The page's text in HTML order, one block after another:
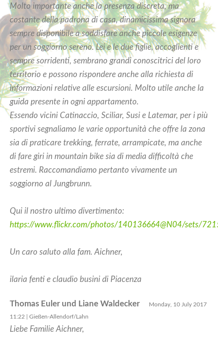
Molto importante anche la presenza discreta, ma
costante della padrona di casa, dinamicissima signora
sempre disponibile a soddisfare anche piccole esigenze
per un soggiorno sereno. Lei e le due figlie, accoglienti e
sempre sorridenti, sembrano grandi conoscitrici del loro
territorio e possono rispondere anche alla richiesta di
informazioni relative alle escursioni. Molto utile anche la
guida presente in ogni appartamento.
Essendo vicini Catinaccio, Sciliar, Susi e Latemar, per i più
sportivi segnaliamo le varie opportunità che offre la zona
sia di praticare trekking, ferrate, arrampicate, ma anche
di fare giri in mountain bike sia di media difficoltà che
estremi. Raccomandiamo pertanto vivamente un
soggiorno al Jungbrunn.
Qui il nostro ultimo divertimento:
https://www.flickr.com/photos/140136664@N04/sets/
Un caro saluto alla fam. Aichner,
ilaria fenti e claudio busini di Piacenza
Thomas Euler und Liane Waldecker Monday, 10 July 2017
11:22 | Gießen-Allendorf/Lahn
Liebe Familie Aichner,